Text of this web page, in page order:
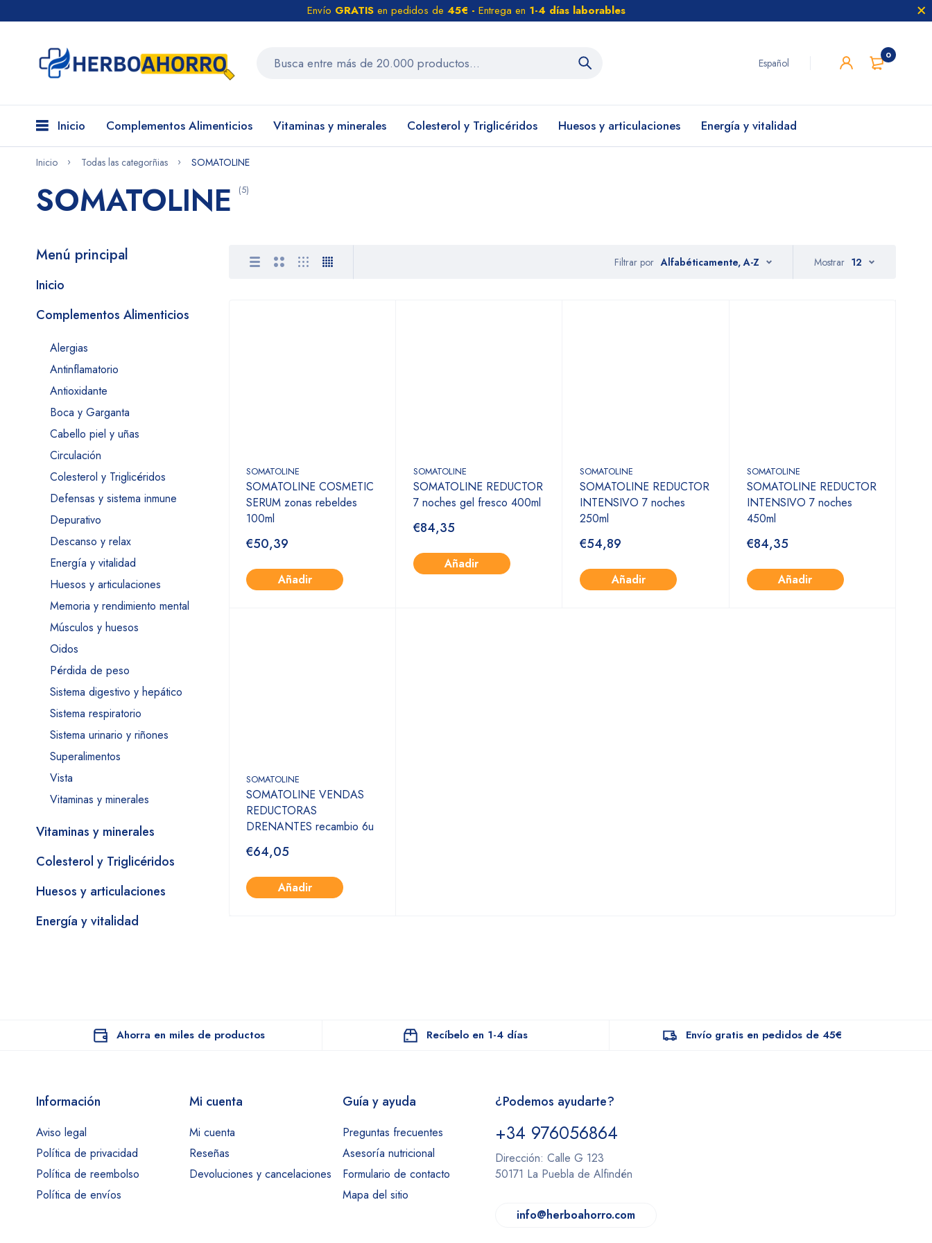
Envío GRATIS en pedidos de 45€ - Entrega en 1-4 días laborables
Español
0
Inicio Complementos Alimenticios Vitaminas y minerales Colesterol y Triglicéridos Huesos y articulaciones Energía y vitalidad
Inicio Todas las categorñias SOMATOLINE
SOMATOLINE (5)
Menú principal
Inicio
Complementos Alimenticios
Alergias
Antinflamatorio
Antioxidante
Boca y Garganta
Cabello piel y uñas
Circulación
Colesterol y Triglicéridos
Defensas y sistema inmune
Depurativo
Descanso y relax
Energía y vitalidad
Huesos y articulaciones
Memoria y rendimiento mental
Músculos y huesos
Oidos
Pérdida de peso
Sistema digestivo y hepático
Sistema respiratorio
Sistema urinario y riñones
Superalimentos
Vista
Vitaminas y minerales
Vitaminas y minerales
Colesterol y Triglicéridos
Huesos y articulaciones
Energía y vitalidad
Filtrar por Alfabéticamente, A-Z Mostrar 12
SOMATOLINE
SOMATOLINE COSMETIC
SERUM zonas rebeldes
100ml
€50,39
Añadir
SOMATOLINE
SOMATOLINE REDUCTOR
7 noches gel fresco 400ml
€84,35
Añadir
SOMATOLINE
SOMATOLINE REDUCTOR
INTENSIVO 7 noches
250ml
€54,89
Añadir
SOMATOLINE
SOMATOLINE REDUCTOR
INTENSIVO 7 noches
450ml
€84,35
Añadir
SOMATOLINE
SOMATOLINE VENDAS
REDUCTORAS
DRENANTES recambio 6u
€64,05
Añadir
Ahorra en miles de productos Recíbelo en 1-4 días Envío gratis en pedidos de 45€
Información
Aviso legal
Política de privacidad
Política de reembolso
Política de envíos
Mi cuenta
Mi cuenta
Reseñas
Devoluciones y cancelaciones
Guía y ayuda
Preguntas frecuentes
Asesoría nutricional
Formulario de contacto
Mapa del sitio
¿Podemos ayudarte?
+34 976056864
Dirección: Calle G 123
50171 La Puebla de Alfindén
info@herboahorro.com